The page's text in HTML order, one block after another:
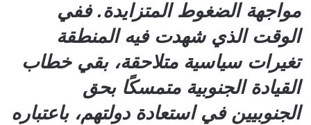
مواجهة الضغوط المتزايدة. ففي
الوقت الذي شهدت فيه المنطقة
تغيرات سياسية متلاحقة، بقي خطاب
القيادة الجنوبية متمسكًا بحق
الجنوبيين في استعادة دولتهم، باعتباره